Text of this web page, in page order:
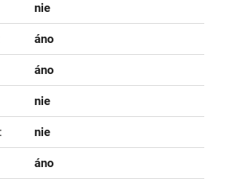
nie
áno
áno
nie
nie
áno